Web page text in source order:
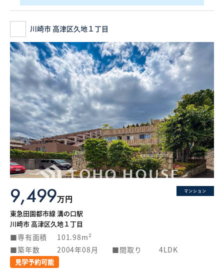
川崎市 高津区久地１丁目
マンション
9,499万円
東急田園都市線 溝の口駅
川崎市 高津区久地１丁目
専有面積
101.98m²
築年数
2004年08月 間取り 4LDK
見学予約可能